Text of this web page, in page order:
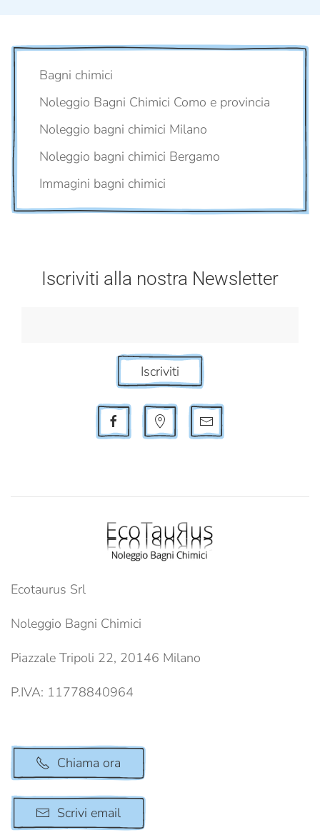
Bagni chimici
Noleggio Bagni Chimici Como e provincia
Noleggio bagni chimici Milano
Noleggio bagni chimici Bergamo
Immagini bagni chimici
Iscriviti alla nostra Newsletter
Iscriviti
Ecotaurus Srl
Noleggio Bagni Chimici
Piazzale Tripoli 22, 20146 Milano
P.IVA: 11778840964
Chiama ora
Scrivi email